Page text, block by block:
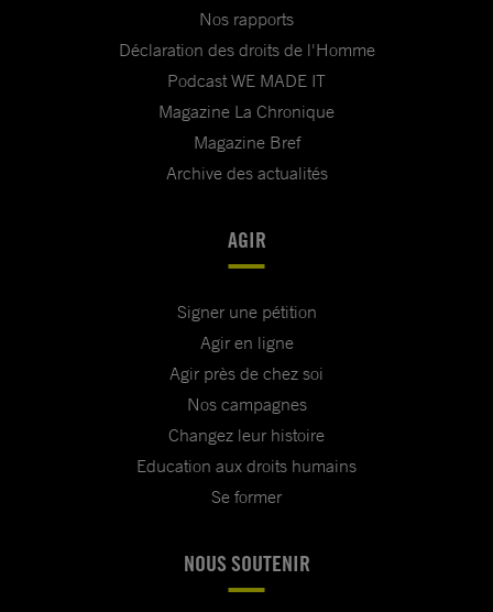
Nos rapports
Déclaration des droits de l'Homme
Podcast WE MADE IT
Magazine La Chronique
Magazine Bref
Archive des actualités
AGIR
Signer une pétition
Agir en ligne
Agir près de chez soi
Nos campagnes
Changez leur histoire
Education aux droits humains
Se former
NOUS SOUTENIR